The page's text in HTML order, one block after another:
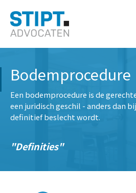
Bodemprocedure
Een bodemprocedure is de
een juridisch geschil - anders dan
definitief beslecht wordt.
Definities